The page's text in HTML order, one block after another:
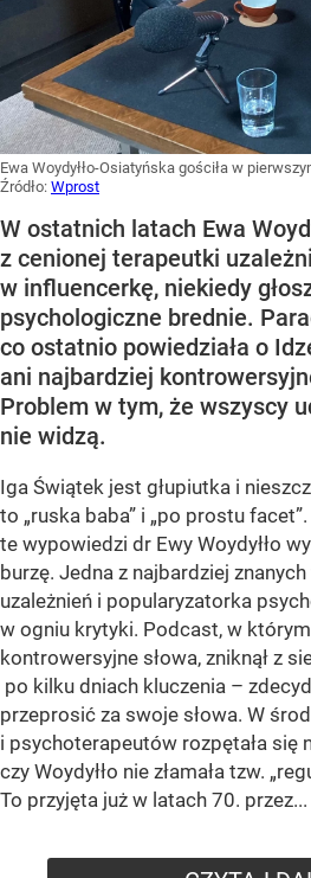
Ewa Woydyłło-Osiatyńska gościła w
Źródło: Wprost
W ostatnich latach Ewa
z cenionej terapeutki
w influencerkę, niekiedy
psychologiczne brednie.
co ostatnio powiedziała o
ani najbardziej
Problem w tym, że wszyscy
nie widzą.
Iga Świątek jest głupiutka i
to „ruska baba” i „po prostu
te wypowiedzi dr Ewy Woydyłło
burzę. Jedna z najbardziej
uzależnień i popularyzatorka
w ogniu krytyki. Podcast, w
kontrowersyjne słowa, zniknął z
po kilku dniach kluczenia –
przeprosić za swoje słowa. W
i psychoterapeutów rozpętała się
czy Woydyłło nie złamała tzw.
To przyjęta już w latach 70. przez...